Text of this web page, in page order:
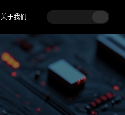
关于我们